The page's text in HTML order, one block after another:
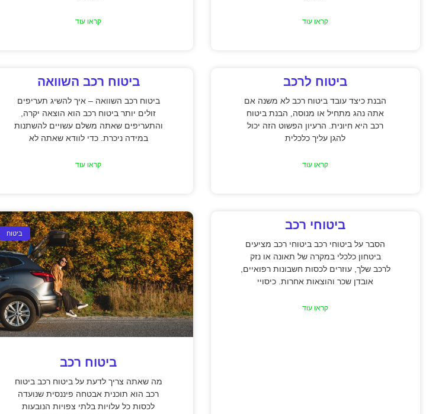
קראו עוד קראו עוד
ביטוח לרכב
הבנת כיצד עובד ביטוח רכב לא משנה אם
אתה נהג מתחיל או מנוסה, הבנת ביטוח
רכב היא חיונית. הרעיון הפשוט הזה יכול
להגן עליך כלכלית
קראו עוד
ביטוח רכב השוואה
ביטוח רכב השוואה – איך להשיג תעריפים
זולים יותר ביטוח רכב הוא הוצאה יקרה,
והתעריפים שאתה משלם עשויים להשתנות
במידה ניכרת. כדי לוודא שאתה לא
קראו עוד
ביטוחי רכב
הסבר על ביטוחי רכב ביטוחי רכב מציעים
ביטחון כלכלי במקרה של תאונה או נזק
לרכב שלך, עוזרים לכסות חשבונות רפואיים,
אובדן שכר והוצאות אחרות. כיסויי
קראו עוד
ביטוח
ביטוח רכב
מה שאתה צריך לדעת על ביטוח רכב ביטוח
רכב הוא תוכנית אבטחה פיננסית שנועדה
לכסות כל עלויות בלתי צפויות הנובעות